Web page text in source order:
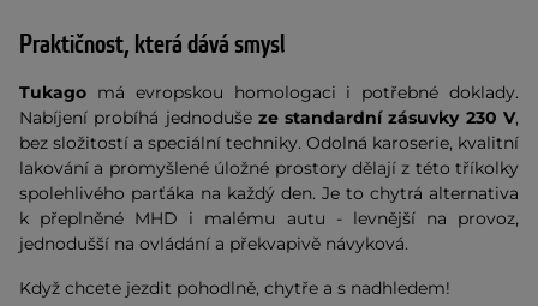
Praktičnost, která dává smysl
Tukago má evropskou homologaci i potřebné doklady.
Nabíjení probíhá jednoduše ze standardní zásuvky 230 V,
bez složitostí a speciální techniky. Odolná karoserie, kvalitní
lakování a promyšlené úložné prostory dělají z této tříkolky
spolehlivého parťáka na každý den. Je to chytrá alternativa
k přeplněné MHD i malému autu - levnější na provoz,
jednodušší na ovládání a překvapivě návyková.
Když chcete jezdit pohodlně, chytře a s nadhledem!